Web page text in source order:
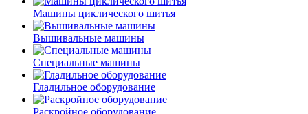
Машины циклического шитья
Вышивальные машины
Специальные машины
Гладильное оборудование
Раскройное оборудование